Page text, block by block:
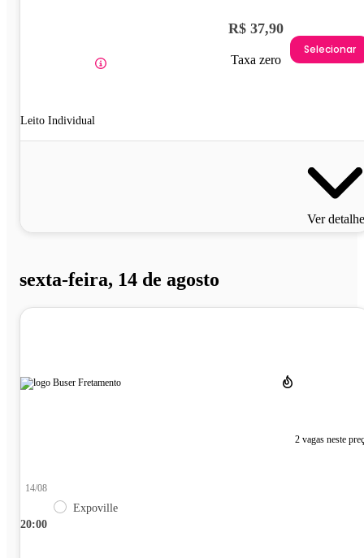
Leito Individual
R$ 37,90
Taxa zero
Selecionar
Ver
sexta-feira, 14 de agosto
2 vagas neste
20:00
14/08
Expoville